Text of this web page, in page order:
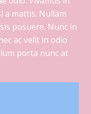
a mattis. Nullam
posuere. Nunc in
ac velit in odio
porta nunc at